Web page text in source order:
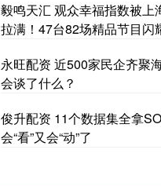
毅鸣天汇 观众幸福指数被上
拉满！47台82场精品节目闪
永旺配资 近500家民企齐聚
会谈了什么？
俊升配资 11个数据集全拿
会“看”又会“动”了